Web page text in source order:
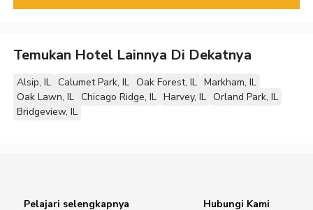
Temukan Hotel Lainnya Di Dekatnya
Alsip, IL Calumet Park, IL Oak Forest, IL Markham, IL
Oak Lawn, IL Chicago Ridge, IL Harvey, IL Orland Park, IL
Bridgeview, IL
Pelajari selengkapnya
Hubungi Kami